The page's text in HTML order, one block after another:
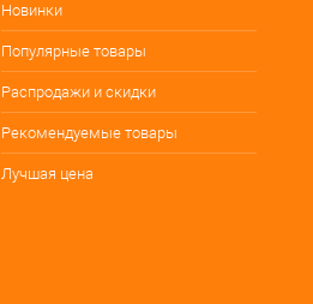
Новинки
Популярные товары
Распродажи и скидки
Рекомендуемые товары
Лучшая цена